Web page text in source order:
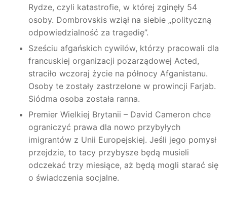
Rydze, czyli katastrofie, w której zginęły 54
osoby. Dombrovskis wziął na siebie „polityczną
odpowiedzialność za tragedię”.
Sześciu afgańskich cywilów, którzy pracowali dla
francuskiej organizacji pozarządowej Acted,
straciło wczoraj życie na północy Afganistanu.
Osoby te zostały zastrzelone w prowincji Farjab.
Siódma osoba została ranna.
Premier Wielkiej Brytanii – David Cameron chce
ograniczyć prawa dla nowo przybyłych
imigrantów z Unii Europejskiej. Jeśli jego pomysł
przejdzie, to tacy przybysze będą musieli
odczekać trzy miesiące, aż będą mogli starać się
o świadczenia socjalne.